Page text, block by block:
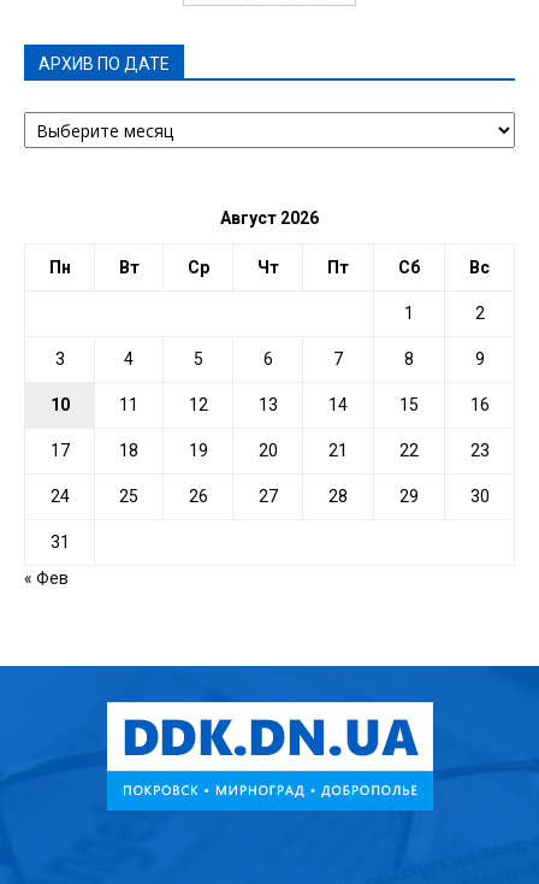
АРХИВ ПО ДАТЕ
АРХИВ
ПО
Август 2026
Пн Вт Ср Чт Пт Сб Вс
1 2
3 4 5 6 7 8 9
10 11 12 13 14 15 16
17 18 19 20 21 22 23
24 25 26 27 28 29 30
31
« Фев